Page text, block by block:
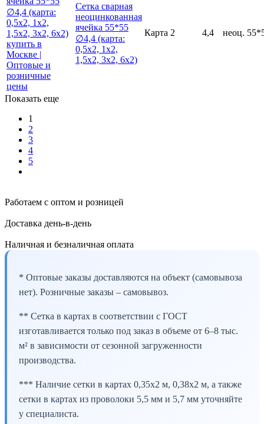
Сетка сварная
неоцинкованная
ячейка 55*55
∅4,4 (карта:
0,5х2, 1х2,
1,5х2, 3х2, 6х2)
Карта 2 4,4 неоц.
Показать еще
1
2
3
4
5
Работаем с оптом и розницей
Доставка день-в-день
Наличная и безналичная оплата
* Оптовые заказы доставляются на объект (самовывоза
нет). Розничные заказы – самовывоз.
** Сетка в картах в соответствии с ГОСТ
изготавливается только под заказ в объеме от 6–8 тыс.
м² в зависимости от сезонной загруженности
производства.
*** Наличие сетки в картах 0,35х2 м, 0,38х2 м, а также
сетки в картах из проволоки 5,5 мм и 5,7 мм уточняйте
у специалиста.